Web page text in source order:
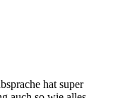
hat super